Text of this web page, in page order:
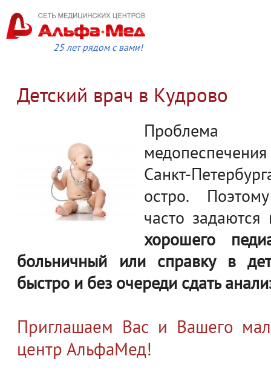
25 лет рядом с вами!
Детский врач в Кудрово
Проблема
Санкт-
остро.
часто
хорошего
больничный или справку в
быстро и без очереди сдать
Приглашаем Вас и Вашего
центр АльфаМед!